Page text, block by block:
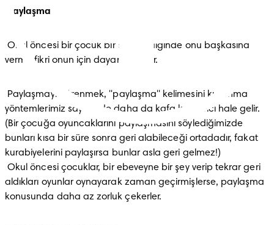
Paylaşma
Okul öncesi bir çocuk bir şey istediğinde onu başkasına
verme fikri onun için dayanılmazdır.
yöntemlerimiz sayesinde daha da kafa karıştırıcı hale gelir.
(Bir çocuğa oyuncaklarını paylaşmasını söylediğimizde
bunları kısa bir süre sonra geri alabileceği ortadadır, fakat
kurabiyelerini paylaşırsa bunlar asla geri gelmez!)
Okul öncesi çocuklar, bir ebeveyne bir şey verip tekrar geri
aldıkları oyunlar oynayarak zaman geçirmişlerse, paylaşma
konusunda daha az zorluk çekerler.